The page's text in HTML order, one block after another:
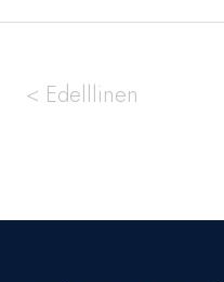
< Edelllinen